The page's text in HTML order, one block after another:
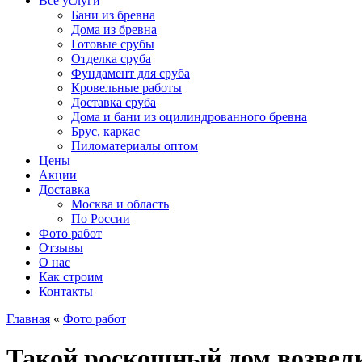
Бани из бревна
Дома из бревна
Готовые срубы
Отделка сруба
Фундамент для сруба
Кровельные работы
Доставка сруба
Дома и бани из оцилиндрованного бревна
Брус, каркас
Пиломатериалы оптом
Цены
Акции
Доставка
Москва и область
По России
Фото работ
Отзывы
О нас
Как строим
Контакты
Главная « Фото работ